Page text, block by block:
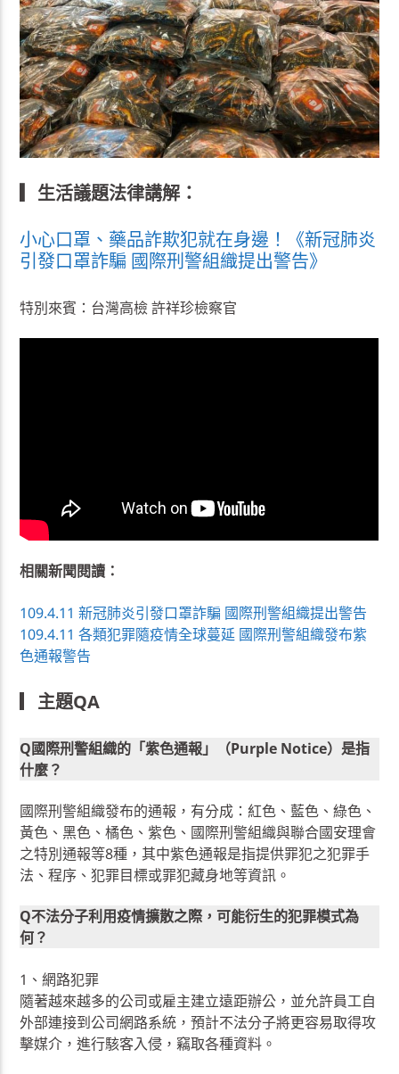
▎生活議題法律講解：
小心口罩、藥品詐欺犯就在身邊！《新冠肺炎
引發口罩詐騙 國際刑警組織提出警告》
特別來賓：台灣高檢 許祥珍檢察官
相關新聞閱讀：
109.4.11 新冠肺炎引發口罩詐騙 國際刑警組織提出警告
109.4.11 各類犯罪隨疫情全球蔓延 國際刑警組織發布紫
色通報警告
主題QA
Q國際刑警組織的「紫色通報」（Purple Notice）是指
什麼？
國際刑警組織發布的通報，有分成：紅色、藍色、綠色、
黃色、黑色、橘色、紫色、國際刑警組織與聯合國安理會
之特別通報等8種，其中紫色通報是指提供罪犯之犯罪手
法、程序、犯罪目標或罪犯藏身地等資訊。
Q不法分子利用疫情擴散之際，可能衍生的犯罪模式為
何？
1、網路犯罪
隨著越來越多的公司或雇主建立遠距辦公，並允許員工自
外部連接到公司網路系統，預計不法分子將更容易取得攻
擊媒介，進行駭客入侵，竊取各種資料。